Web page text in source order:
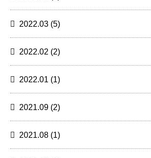
2022.03 (5)
2022.02 (2)
2022.01 (1)
2021.09 (2)
2021.08 (1)